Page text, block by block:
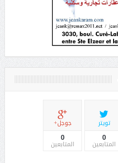
تويتر
0
المتابعين
جوجل+
0
المتابعين